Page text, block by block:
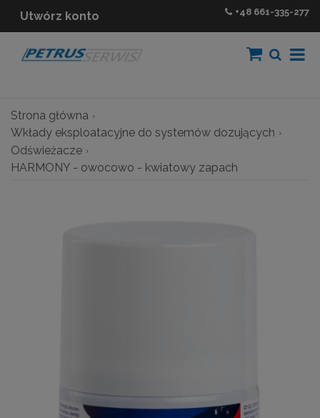
Utwórz konto +48 661-335-277
Strona główna
Wkłady eksploatacyjne do systemów dozujących
Odświeżacze
HARMONY - owocowo - kwiatowy zapach